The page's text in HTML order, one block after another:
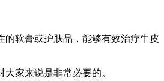
软膏或护肤品，能够有效治疗牛皮
家来说是非常必要的。